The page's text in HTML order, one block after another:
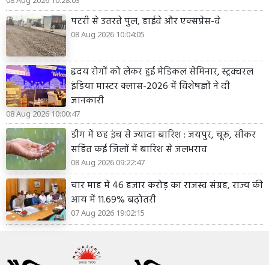
पटरी से उतरते पुल, हाईवे और एक्सप्रेस-वे
08 Aug 2026 10:04:05
हृदय रोगों को लेकर हुई मेडिकल सेमिनार, स्ट्रक्चरल
इंडिया मास्टर क्लास-2026 में विशेषज्ञों ने दी
जानकारी
08 Aug 2026 10:00:47
डीग में छह इंच से ज्यादा बारिश : जयपुर, चूरू, सीकर
सहित कई जिलों में बारिश से जलभराव
08 Aug 2026 09:22:47
चार माह में 46 हजार करोड़ का राजस्व संग्रह, राज्य की
आय में 11.69% बढ़ोतरी
07 Aug 2026 19:02:15